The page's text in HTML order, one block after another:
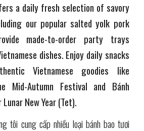
a daily fresh selection of savory
our popular salted yolk pork
made-to-order party trays
dishes. Enjoy daily snacks
Vietnamese goodies like
Mid-Autumn Festival and Bánh
New Year (Tet).
tôi cung cấp nhiều loại bánh bao tươi